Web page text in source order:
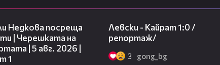
Недкова посреща
| Черешката на
| 5 авг. 2026 |
1
Левски - Кайрат 1:0 /
репортаж/
3 gong_bg